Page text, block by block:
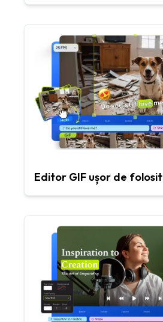
Editor GIF ușor de folosit